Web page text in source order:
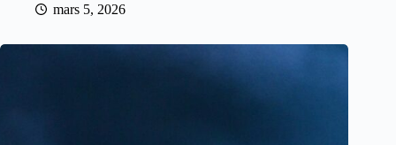
mars 5, 2026